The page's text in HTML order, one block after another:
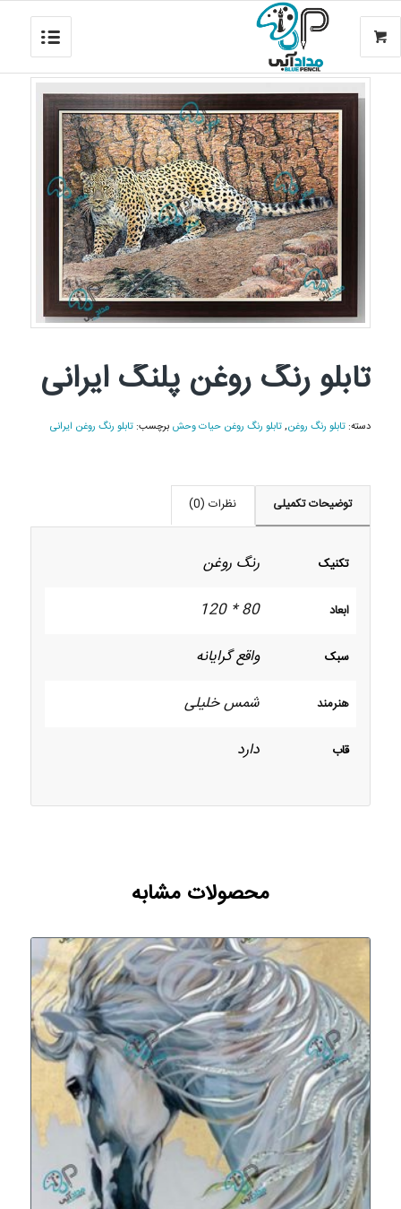
تابلو رنگ روغن پلنگ ایرانی
دسته: تابلو رنگ روغن,تابلو رنگ روغن حیات وحش برچسب: تابلو رنگ روغن ایرانی
توضیحات تکمیلی نظرات (0)
تکنیک رنگ روغن
ابعاد 80 * 120
سبک واقع گرایانه
هنرمند شمس خلیلی
قاب دارد
محصولات مشابه